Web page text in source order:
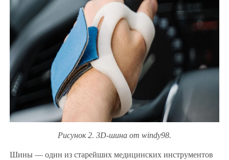
Рисунок 2. 3D-шина от windy98.
Шины — один из старейших медицинских инструментов